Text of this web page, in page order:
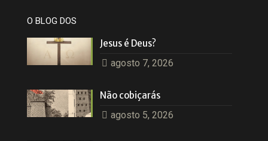
O BLOG DOS
Jesus é Deus?
agosto 7, 2026
Não cobiçarás
agosto 5, 2026